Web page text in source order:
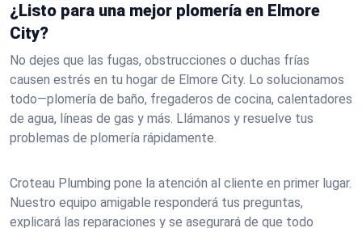
¿Listo para una mejor plomería en Elmore
City?
No dejes que las fugas, obstrucciones o duchas frías
causen estrés en tu hogar de Elmore City. Lo solucionamos
todo—plomería de baño, fregaderos de cocina, calentadores
de agua, líneas de gas y más. Llámanos y resuelve tus
problemas de plomería rápidamente.
Croteau Plumbing pone la atención al cliente en primer lugar.
Nuestro equipo amigable responderá tus preguntas,
explicará las reparaciones y se asegurará de que todo